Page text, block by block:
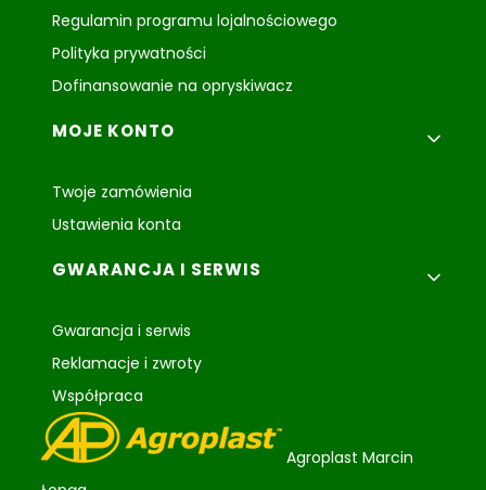
Regulamin programu lojalnościowego
Polityka prywatności
Dofinansowanie na opryskiwacz
MOJE KONTO
Twoje zamówienia
Ustawienia konta
GWARANCJA I SERWIS
Gwarancja i serwis
Reklamacje i zwroty
Współpraca
Agroplast Marcin